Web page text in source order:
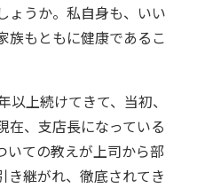
ょうか。私自身も、いい
族もともに健康であるこ
上続けてきて、当初、
在、支店長になっている
いての教えが上司から部
き継がれ、徹底されてき